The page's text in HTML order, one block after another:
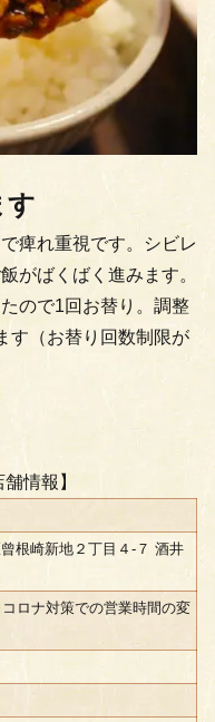
す
痺れ重視です。シビレ
がばくばく進みます。
ので1回お替り。調整
す（お替り回数制限が
情報】
根崎新地２丁目４-７ 酒井
ロナ対策での営業時間の変